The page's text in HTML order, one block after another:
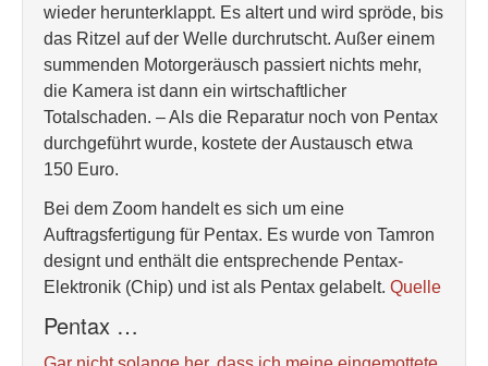
wieder herunterklappt. Es altert und wird spröde, bis
das Ritzel auf der Welle durchrutscht. Außer einem
summenden Motorgeräusch passiert nichts mehr,
die Kamera ist dann ein wirtschaftlicher
Totalschaden. – Als die Reparatur noch von Pentax
durchgeführt wurde, kostete der Austausch etwa
150 Euro.
Bei dem Zoom handelt es sich um eine
Auftragsfertigung für Pentax. Es wurde von Tamron
designt und enthält die entsprechende Pentax-
Elektronik (Chip) und ist als Pentax gelabelt. Quelle
Pentax …